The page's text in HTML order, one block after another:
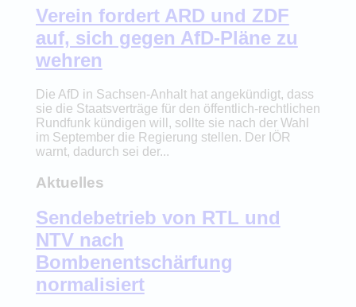
Verein fordert ARD und ZDF
auf, sich gegen AfD-Pläne zu
wehren
Die AfD in Sachsen-Anhalt hat angekündigt, dass
sie die Staatsverträge für den öffentlich-rechtlichen
Rundfunk kündigen will, sollte sie nach der Wahl
im September die Regierung stellen. Der IÖR
warnt, dadurch sei der...
Aktuelles
Sendebetrieb von RTL und
NTV nach
Bombenentschärfung
normalisiert